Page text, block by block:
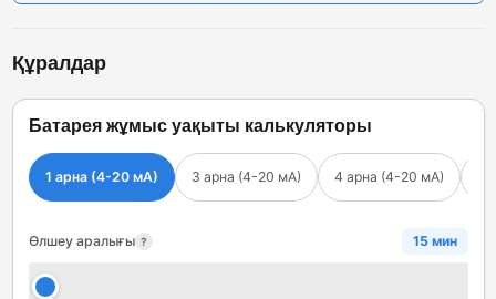
Құралдар
Батарея жұмыс уақыты калькуляторы
1 арна (4-20 мА) 3 арна (4-20 мА) 4 арна (4-20 мА)
Өлшеу аралығы ? 15 мин